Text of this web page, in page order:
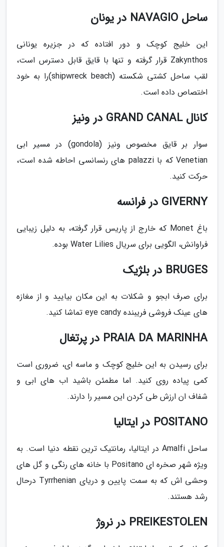
ساحل NAVAGIO در یونان
این خلیج کوچک و دور افتاده که در جزیره یونانی
Zakynthos قرار گرفته و تنها با قایق قابل دسترس است،
لقب ساحل کشتی شکسته (shipwreck beach)را به خود
اختصاص داده است.
کانال GRAND CANAL در ونیز
سوار بر قایق مخصوص ونیز (gondola) در مسیر ابی
Venetian که با palazzi های رنسانسی احاطه شده است،
حرکت کنید.
GIVERNY در فرانسه
باغ Monet که خارج از پاریس قرار گرفته، به دلیل زیبایی
فراوانش، الگویی برای سریال Water Lilies بوده.
BRUGES در بلژیک
برای صرف ابجو و شکلات به این مکان بیایید و از مغازه
های عینک فروشی فریبنده eye candy تماشا کنید.
PRAIA DA MARINHA در پرتغال
برای رسیدن به این خلیج کوچک و ماسه ای، ضروری است
کمی پیاده روی کنید. اما مطمئن باشید اب های ابی و
شفاف ان ارزش طی کردن این مسیر را دارند.
POSITANO در ایتالیا
ساحل Amalfi در ایتالیا، رمانتیک ترین نقطه دنیا است. به
ویژه شهر صخره ای Positano با خانه های رنگی و گل های
وحشی اش که به سمت پایین و دریای Tyrrhenian درحال
رشد هستند.
PREIKESTOLEN در نروژ